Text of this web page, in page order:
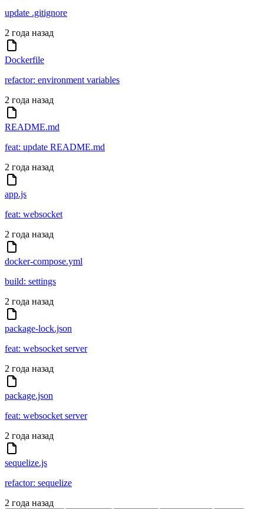
update .gitignore
2 года назад
Dockerfile
refactor: environment variables
2 года назад
README.md
feat: update README.md
2 года назад
app.js
feat: websocket
2 года назад
docker-compose.yml
build: settings
2 года назад
package-lock.json
feat: websocket server
2 года назад
package.json
feat: websocket server
2 года назад
sequelize.js
refactor: sequelize
2 года назад